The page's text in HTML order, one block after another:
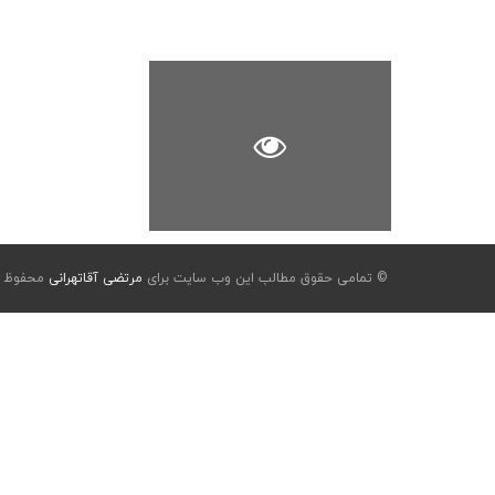
© تمامی حقوق مطالب این وب سایت برای مرتضی آقاتهرانی